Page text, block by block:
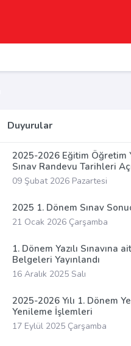
Duyurular
2025-2026 Eğitim Öğretim
Sınav Randevu Tarihleri
09 Şubat 2026 Pazartesi
2025 1. Dönem Sınav
21 Ocak 2026 Çarşamba
1. Dönem Yazılı Sınavına
Belgeleri Yayınlandı
16 Aralık 2025 Salı
2025-2026 Yılı 1. Dönem
Yenileme İşlemleri
17 Eylül 2025 Çarşamba